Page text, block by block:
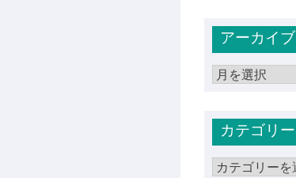
アーカイブ
ア
イ
ブ
カテゴリー
カ